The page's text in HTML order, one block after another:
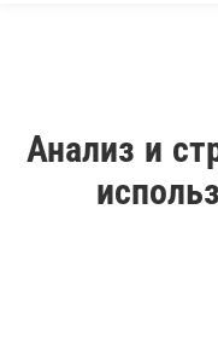
Анализ и